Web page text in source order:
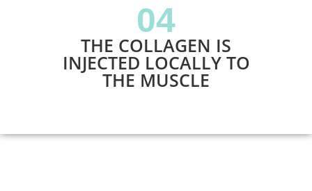
04
THE COLLAGEN IS
INJECTED LOCALLY TO
THE MUSCLE